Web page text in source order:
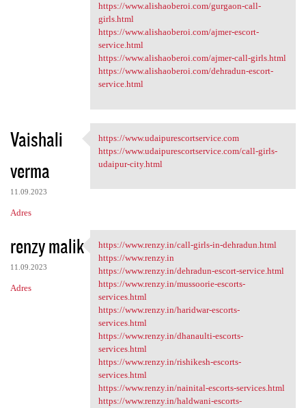
https://www.alishaoberoi.com/gurgaon-call-
girls.html
https://www.alishaoberoi.com/ajmer-escort-
service.html
https://www.alishaoberoi.com/ajmer-call-girls.html
https://www.alishaoberoi.com/dehradun-escort-
service.html
Vaishali
verma
11.09.2023
Adres
https://www
https://www.udaipurescortservice.com
https://www.udaipurescortservice.com/call-girls-
udaipur-city.html
renzy malik
11.09.2023
Adres
https://www.renzy.in/call
https://www.renzy.in/call-girls-in-dehradun.html
https://www.renzy.in
https://www.renzy.in/dehradun-escort-service.html
https://www.renzy.in/mussoorie-escorts-
services.html
https://www.renzy.in/haridwar-escorts-
services.html
https://www.renzy.in/dhanaulti-escorts-
services.html
https://www.renzy.in/rishikesh-escorts-
services.html
https://www.renzy.in/nainital-escorts-services.html
https://www.renzy.in/haldwani-escorts-